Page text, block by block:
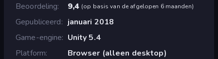
Beoordeling
9,4 (op basis van de afgelopen 6 maanden)
Gepubliceerd
januari 2018
Game-engine
Unity 5.4
Platform
Browser (alleen desktop)